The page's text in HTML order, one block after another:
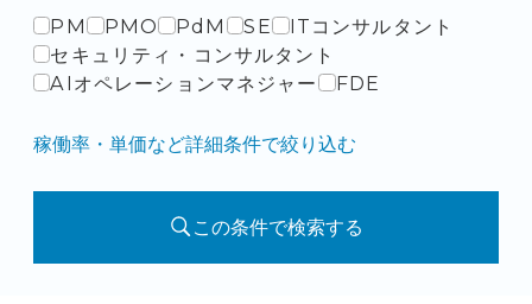
法人の方はこちら
PM
PMO PdM SE
ITコンサルタント
セキュリティ・コンサルタント
AIオペレーションマネジャー
FDE
稼働率・単価など詳細条件で絞り込む
この条件で検索する